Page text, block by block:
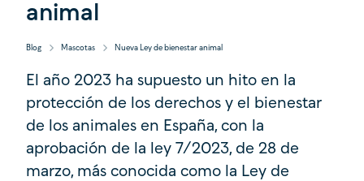
animal
Blog Mascotas Nueva Ley de bienestar animal
El año 2023 ha supuesto un hito en la
protección de los derechos y el bienestar
de los animales en España, con la
aprobación de la ley 7/2023, de 28 de
marzo, más conocida como la Ley de